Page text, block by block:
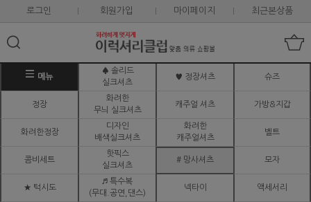
로그인 회원가입 마이페이지 최근본상품
메뉴
♠ 솔리드
실크셔츠
♥ 정장셔츠 슈즈
정장
화려한
무늬 실크셔츠
캐주얼 셔츠 가방&지갑
화려한정장
디자인
배색실크셔츠
화려한
캐주얼셔츠
벨트
콤비세트
핫픽스
실크셔츠
# 망사셔츠 모자
★ 턱시도
♬ 특수복
(무대.공연,댄스)
넥타이 액세서리